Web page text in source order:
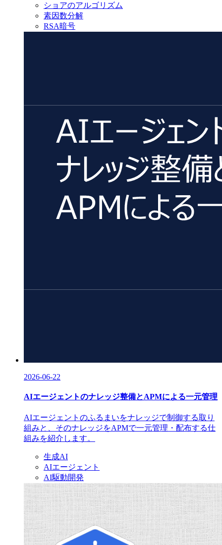
ショアのアルゴリズム
素因数分解
RSA暗号
2026-06-22
AIエージェントのナレッジ整備とAPMによる一元管理
AIエージェントのふるまいをナレッジで制御する取り
組みと、そのナレッジをAPMで一元管理・配布する仕
組みを紹介します。
生成AI
AIエージェント
AI駆動開発